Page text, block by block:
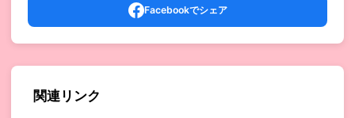
Facebookでシェア
関連リンク